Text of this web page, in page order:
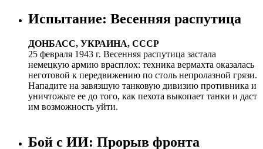
Испытание: Весенняя распутица
ДОНБАСС, УКРАИНА, СССР
25 февраля 1943 г. Весенняя распутица застала
немецкую армию врасплох: техника вермахта оказалась
неготовой к передвижению по столь непролазной грязи.
Нападите на завязшую танковую дивизию противника и
уничтожьте ее до того, как пехота выкопает танки и даст
им возможность уйти.
Бой с ИИ: Прорыв фронта